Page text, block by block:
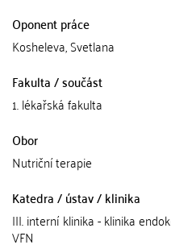
Oponent práce
Kosheleva, Svetlana
Fakulta / součást
1. lékařská fakulta
Obor
Nutriční terapie
Katedra / ústav / klinika
III. interní klinika - klinika
VFN